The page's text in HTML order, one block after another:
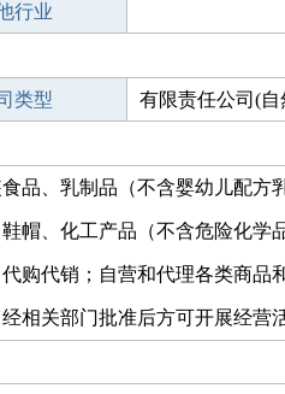
行业
类型 有限责任公司(
品、乳制品（不含婴幼儿配方
帽、化工产品（不含危险化学
购代销；自营和代理各类商品
相关部门批准后方可开展经营